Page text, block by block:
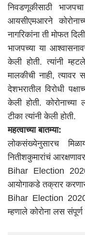
निवडणूकीसाठी
आयसीएमआरने
नागरिकांना ती मोफत
भाजपच्या या
केली होती. त्यांनी
मालकीची नाही,
देशभरातील विरोधी
केली होती.
टीका त्यांनी केली होती.
महत्वाच्या बातम्या:
लोकसंख्येनुसारच
नितीशकुमारांचं
Bihar Election
आयोगाकडे तक्रार
Bihar Election 2020
म्हणाले कोरोना लस संपूर्ण